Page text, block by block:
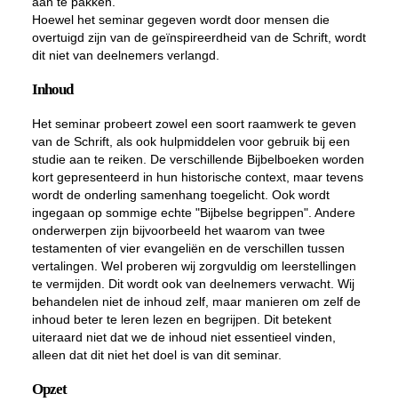
Hoewel het seminar gegeven wordt door mensen die
overtuigd zijn van de geïnspireerdheid van de Schrift, wordt
dit niet van deelnemers verlangd.
Inhoud
Het seminar probeert zowel een soort raamwerk te geven
van de Schrift, als ook hulpmiddelen voor gebruik bij een
studie aan te reiken. De verschillende Bijbelboeken worden
kort gepresenteerd in hun historische context, maar tevens
wordt de onderling samenhang toegelicht. Ook wordt
ingegaan op sommige echte "Bijbelse begrippen". Andere
onderwerpen zijn bijvoorbeeld het waarom van twee
testamenten of vier evangeliën en de verschillen tussen
vertalingen. Wel proberen wij zorgvuldig om leerstellingen
te vermijden. Dit wordt ook van deelnemers verwacht. Wij
behandelen niet de inhoud zelf, maar manieren om zelf de
inhoud beter te leren lezen en begrijpen. Dit betekent
uiteraard niet dat we de inhoud niet essentieel vinden,
alleen dat dit niet het doel is van dit seminar.
Opzet